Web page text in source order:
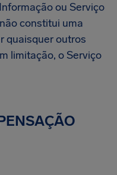
ou Serviço
constitui uma
quaisquer outros
limitação, o Serviço